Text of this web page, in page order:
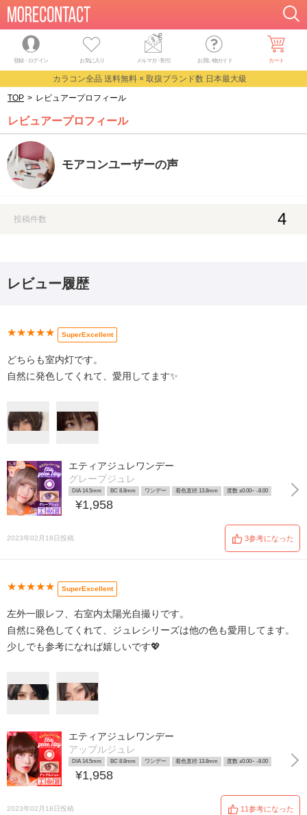
登録・ログイン お気に入り メルマガ・割引 お買い物ガイド カート
カラコン全品 送料無料 × 取扱ブランド数 日本最大級
TOP > レビュアープロフィール
レビュアープロフィール
モアコンユーザーの声
投稿件数 4
レビュー履歴
★★★★★ SuperExcellent
どちらも室内灯です。
自然に発色してくれて、愛用してます✨
エティアジュレワンデー
グレープジュレ
DIA 14.5mm BC 8.8mm ワンデー 着色直径 13.8mm 度数 ±0.00~ -8.00
¥1,958
2023年02月18日投稿 3参考になった
★★★★★ SuperExcellent
左外一眼レフ、右室内太陽光自撮りです。
自然に発色してくれて、ジュレシリーズは他の色も愛用してます。
少しでも参考になれば嬉しいです💖
エティアジュレワンデー
アップルジュレ
DIA 14.5mm BC 8.8mm ワンデー 着色直径 13.8mm 度数 ±0.00~ -8.00
¥1,958
2023年02月18日投稿 11参考になった